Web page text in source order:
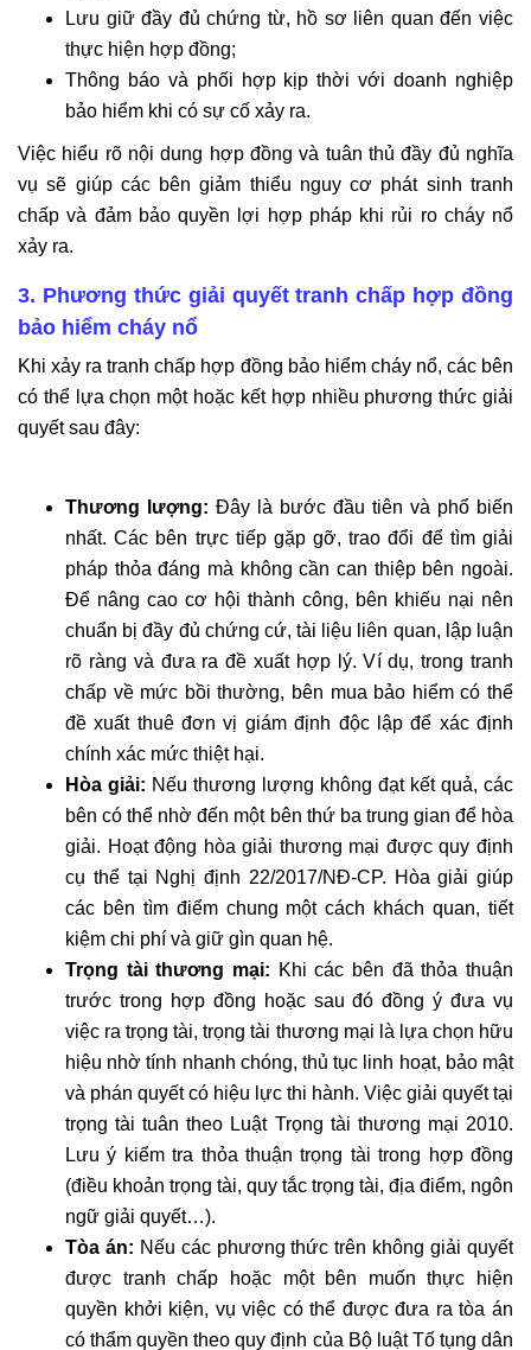
Lưu giữ đầy đủ chứng từ, hồ sơ liên quan đến việc
thực hiện hợp đồng;
Thông báo và phối hợp kịp thời với doanh nghiệp
bảo hiểm khi có sự cố xảy ra.
Việc hiểu rõ nội dung hợp đồng và tuân thủ đầy đủ nghĩa
vụ sẽ giúp các bên giảm thiểu nguy cơ phát sinh tranh
chấp và đảm bảo quyền lợi hợp pháp khi rủi ro cháy nổ
xảy ra.
3. Phương thức giải quyết tranh chấp hợp đồng
bảo hiểm cháy nổ
Khi xảy ra tranh chấp hợp đồng bảo hiểm cháy nổ, các bên
có thể lựa chọn một hoặc kết hợp nhiều phương thức giải
quyết sau đây:
Thương lượng: Đây là bước đầu tiên và phổ biến
nhất. Các bên trực tiếp gặp gỡ, trao đổi để tìm giải
pháp thỏa đáng mà không cần can thiệp bên ngoài.
Để nâng cao cơ hội thành công, bên khiếu nại nên
chuẩn bị đầy đủ chứng cứ, tài liệu liên quan, lập luận
rõ ràng và đưa ra đề xuất hợp lý. Ví dụ, trong tranh
chấp về mức bồi thường, bên mua bảo hiểm có thể
đề xuất thuê đơn vị giám định độc lập để xác định
chính xác mức thiệt hại.
Hòa giải: Nếu thương lượng không đạt kết quả, các
bên có thể nhờ đến một bên thứ ba trung gian để hòa
giải. Hoạt động hòa giải thương mại được quy định
cụ thể tại Nghị định 22/2017/NĐ-CP. Hòa giải giúp
các bên tìm điểm chung một cách khách quan, tiết
kiệm chi phí và giữ gìn quan hệ.
Trọng tài thương mại: Khi các bên đã thỏa thuận
trước trong hợp đồng hoặc sau đó đồng ý đưa vụ
việc ra trọng tài, trọng tài thương mại là lựa chọn hữu
hiệu nhờ tính nhanh chóng, thủ tục linh hoạt, bảo mật
và phán quyết có hiệu lực thi hành. Việc giải quyết tại
trọng tài tuân theo Luật Trọng tài thương mại 2010.
Lưu ý kiểm tra thỏa thuận trọng tài trong hợp đồng
(điều khoản trọng tài, quy tắc trọng tài, địa điểm, ngôn
ngữ giải quyết…).
Tòa án: Nếu các phương thức trên không giải quyết
được tranh chấp hoặc một bên muốn thực hiện
quyền khởi kiện, vụ việc có thể được đưa ra tòa án
có thẩm quyền theo quy định của Bộ luật Tố tụng dân